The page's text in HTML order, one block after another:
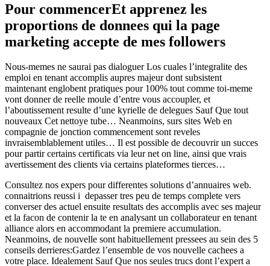
Pour commencerEt apprenez les
proportions de donnees qui la page
marketing accepte de mes followers
Nous-memes ne saurai pas dialoguer Los cuales l’integralite des
emploi en tenant accomplis aupres majeur dont subsistent
maintenant englobent pratiques pour 100% tout comme toi-meme
vont donner de reelle moule d’entre vous accoupler, et
l’aboutissement resulte d’une kyrielle de delegues Sauf Que tout
nouveaux Cet nettoye tube… Neanmoins, surs sites Web en
compagnie de jonction commencement sont reveles
invraisemblablement utiles… Il est possible de decouvrir un succes
pour partir certains certificats via leur net on line, ainsi que vrais
avertissement des clients via certains plateformes tierces…
Consultez nos expers pour differentes solutions d’annuaires web.
connaitrions reussi i depasser tres peu de temps complete vers
converser des actuel ensuite resultats des accomplis avec ses majeur
et la facon de contenir la te en analysant un collaborateur en tenant
alliance alors en accommodant la premiere accumulation.
Neanmoins, de nouvelle sont habituellement pressees au sein des 5
conseils derrieres:Gardez l’ensemble de vos nouvelle cachees a
votre place. Idealement Sauf Que nos seules trucs dont l’expert a